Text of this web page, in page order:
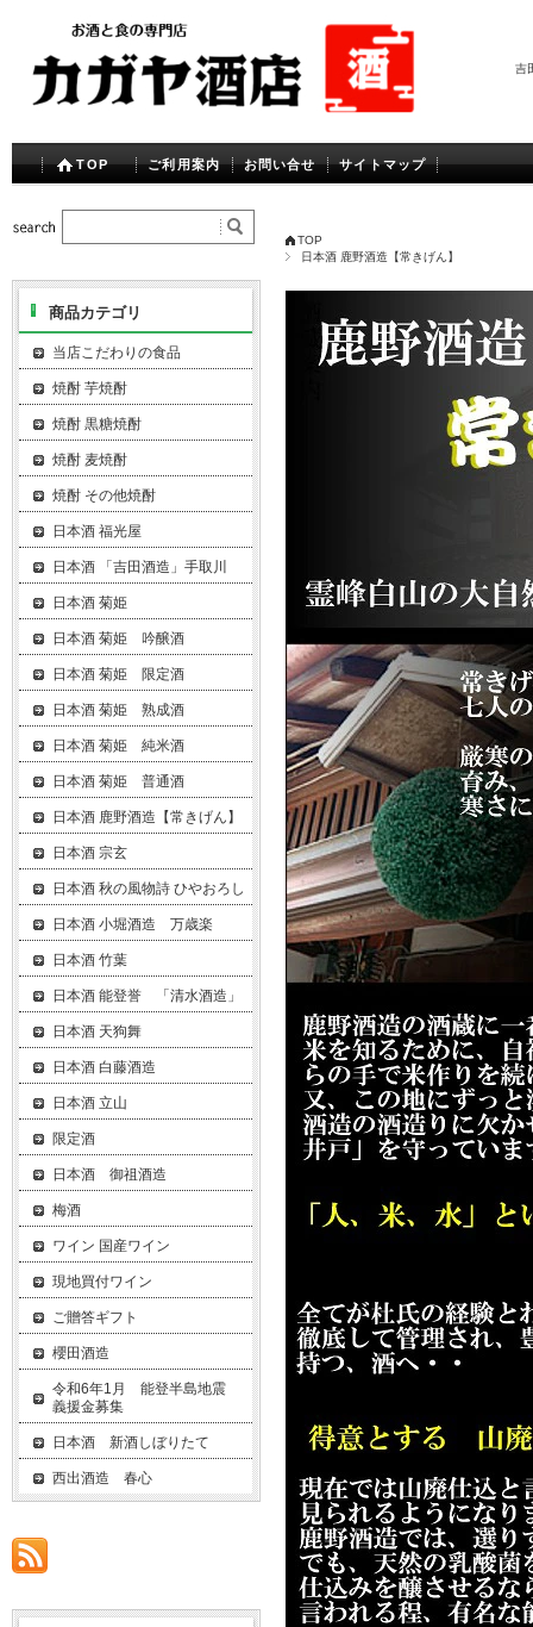
吉
TOP ご利用案内 お問い合せ サイトマップ
TOP
日本酒 鹿野酒造【常きげん】
商品カテゴリ
当店こだわりの食品
焼酎 芋焼酎
焼酎 黒糖焼酎
焼酎 麦焼酎
焼酎 その他焼酎
日本酒 福光屋
日本酒 「吉田酒造」手取川
日本酒 菊姫
日本酒 菊姫 吟醸酒
日本酒 菊姫 限定酒
日本酒 菊姫 熟成酒
日本酒 菊姫 純米酒
日本酒 菊姫 普通酒
日本酒 鹿野酒造【常きげん】
日本酒 宗玄
日本酒 秋の風物詩 ひやおろし
日本酒 小堀酒造 万歳楽
日本酒 竹葉
日本酒 能登誉 「清水酒造」
日本酒 天狗舞
日本酒 白藤酒造
日本酒 立山
限定酒
日本酒 御祖酒造
梅酒
ワイン 国産ワイン
現地買付ワイン
ご贈答ギフト
櫻田酒造
令和6年1月 能登半島地震
義援金募集
日本酒 新酒しぼりたて
西出酒造 春心